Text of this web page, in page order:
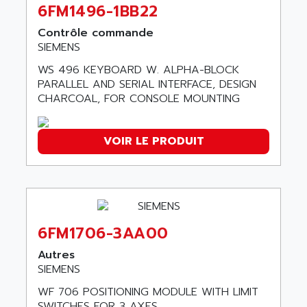
ALTIVAR 66
MICROMASTER
SQUARE D
SY/MAX
ADVANTYS
VT5000
VT3000
VT
VSPA1
FERROMATIK PMC 1000
VT100
LCA
CNC ALPHA
SMART TOUCH
AEG
AEG MODICON
AEM
AEP
AERO - SHARP
AEROBAR
AEROTECH
AESYS
AEV
AFDI
6FM1496-1BB22
Contrôle commande
SIEMENS
WS 496 KEYBOARD W. ALPHA-BLOCK
PARALLEL AND SERIAL INTERFACE, DESIGN
CHARCOAL, FOR CONSOLE MOUNTING
VOIR LE PRODUIT
6FM1706-3AA00
Autres
SIEMENS
WF 706 POSITIONING MODULE WITH LIMIT